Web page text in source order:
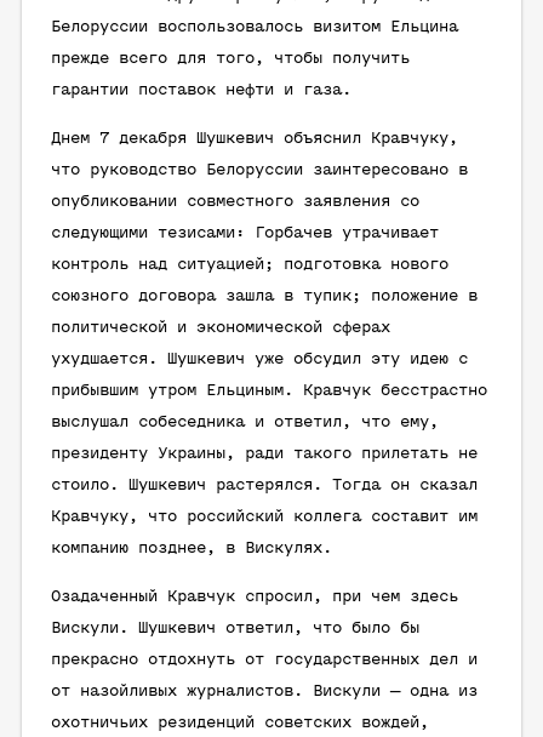
Белоруссии воспользовалось визитом Ельцина
прежде всего для того, чтобы получить
гарантии поставок нефти и газа.
Днем 7 декабря Шушкевич объяснил Кравчуку,
что руководство Белоруссии заинтересовано в
опубликовании совместного заявления со
следующими тезисами: Горбачев утрачивает
контроль над ситуацией; подготовка нового
союзного договора зашла в тупик; положение в
политической и экономической сферах
ухудшается. Шушкевич уже обсудил эту идею с
прибывшим утром Ельциным. Кравчук бесстрастно
выслушал собеседника и ответил, что ему,
президенту Украины, ради такого прилетать не
стоило. Шушкевич растерялся. Тогда он сказал
Кравчуку, что российский коллега составит им
компанию позднее, в Вискулях.
Озадаченный Кравчук спросил, при чем здесь
Вискули. Шушкевич ответил, что было бы
прекрасно отдохнуть от государственных дел и
от назойливых журналистов. Вискули — одна из
охотничьих резиденций советских вождей,